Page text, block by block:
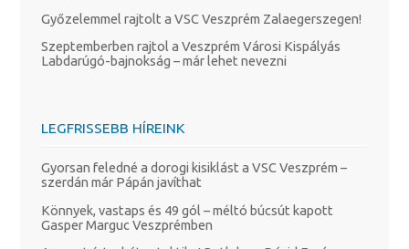
Győzelemmel rajtolt a VSC Veszprém Zalaegerszegen!
Szeptemberben rajtol a Veszprém Városi Kispályás
Labdarúgó-bajnokság – már lehet nevezni
LEGFRISSEBB HÍREINK
Gyorsan feledné a dorogi kisiklást a VSC Veszprém –
szerdán már Pápán javíthat
Könnyek, vastaps és 49 gól – méltó búcsút kapott
Gasper Marguc Veszprémben